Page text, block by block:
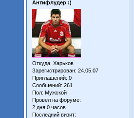
Антифлудер :)
Откуда: Харьков
Зарегистрирован: 24.05.07
Приглашений: 0
Сообщений: 261
Пол: Мужской
Провел на форуме:
2 дня 0 часов
Последний визит: